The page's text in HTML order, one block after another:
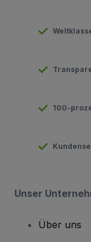
100-
Unser
Über uns